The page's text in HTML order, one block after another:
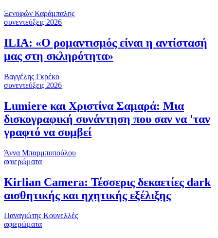
Ξενοφών Καράμπαλης
συνεντεύξεις 2026
ILIA: «Ο ρομαντισμός είναι η αντίστασή
μας στη σκληρότητα»
Βαγγέλης Γκρέκο
συνεντεύξεις 2026
Lumiere και Χριστίνα Σαμαρά: Μια
δισκογραφική συνάντηση που σαν να 'ταν
γραφτό να συμβεί
Άννα Μπαρμποπούλου
αφιερώματα
Kirlian Camera: Τέσσερις δεκαετίες dark
αισθητικής και ηχητικής εξέλιξης
Παναγιώτης Κουνελλές
αφιερώματα